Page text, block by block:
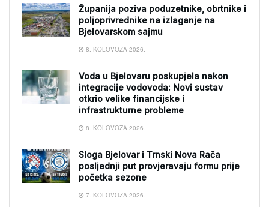
Županija poziva poduzetnike, obrtnike i
poljoprivrednike na izlaganje na
Bjelovarskom sajmu
8. KOLOVOZA 2026.
Voda u Bjelovaru poskupjela nakon
integracije vodovoda: Novi sustav
otkrio velike financijske i
infrastrukturne probleme
8. KOLOVOZA 2026.
Sloga Bjelovar i Trnski Nova Rača
posljednji put provjeravaju formu prije
početka sezone
7. KOLOVOZA 2026.